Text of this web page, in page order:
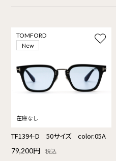
TOMFORD
New
TF1394-D 50サイズ color.05A
79,200円 税込